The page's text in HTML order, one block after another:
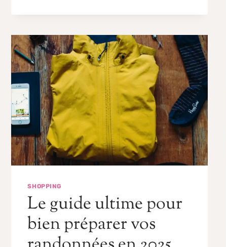
SHOPPING
Le guide ultime pour
bien préparer vos